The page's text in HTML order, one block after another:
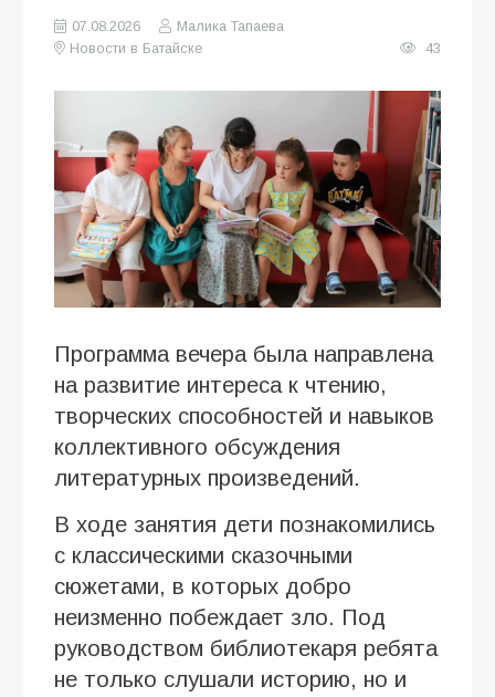
07.08.2026
Малика Тапаева
Новости в Батайске
43
Программа вечера была направлена
на развитие интереса к чтению,
творческих способностей и навыков
коллективного обсуждения
литературных произведений.
В ходе занятия дети познакомились
с классическими сказочными
сюжетами, в которых добро
неизменно побеждает зло. Под
руководством библиотекаря ребята
не только слушали историю, но и